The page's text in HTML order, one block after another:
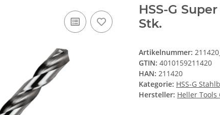
HSS-G
Stk.
Artikelnummer:
GTIN: 4010159211420
HAN: 211420
Kategorie: HSS-G
Hersteller: Heller Tools